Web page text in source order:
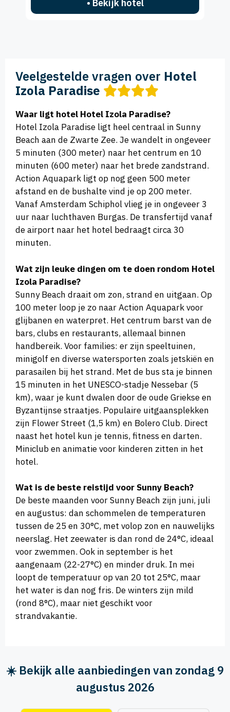
• Bekijk hotel
Veelgestelde vragen over Hotel
Izola Paradise
Waar ligt hotel Hotel Izola Paradise?
Hotel Izola Paradise ligt heel centraal in Sunny
Beach aan de Zwarte Zee. Je wandelt in ongeveer
5 minuten (300 meter) naar het centrum en 10
minuten (600 meter) naar het brede zandstrand.
Action Aquapark ligt op nog geen 500 meter
afstand en de bushalte vind je op 200 meter.
Vanaf Amsterdam Schiphol vlieg je in ongeveer 3
uur naar luchthaven Burgas. De transfertijd vanaf
de airport naar het hotel bedraagt circa 30
minuten.
Wat zijn leuke dingen om te doen rondom Hotel
Izola Paradise?
Sunny Beach draait om zon, strand en uitgaan. Op
100 meter loop je zo naar Action Aquapark voor
glijbanen en waterpret. Het centrum barst van de
bars, clubs en restaurants, allemaal binnen
handbereik. Voor families: er zijn speeltuinen,
minigolf en diverse watersporten zoals jetskiën en
parasailen bij het strand. Met de bus sta je binnen
15 minuten in het UNESCO-stadje Nessebar (5
km), waar je kunt dwalen door de oude Griekse en
Byzantijnse straatjes. Populaire uitgaansplekken
zijn Flower Street (1,5 km) en Bolero Club. Direct
naast het hotel kun je tennis, fitness en darten.
Miniclub en animatie voor kinderen zitten in het
hotel.
Wat is de beste reistijd voor Sunny Beach?
De beste maanden voor Sunny Beach zijn juni, juli
en augustus: dan schommelen de temperaturen
tussen de 25 en 30°C, met volop zon en nauwelijks
neerslag. Het zeewater is dan rond de 24°C, ideaal
voor zwemmen. Ook in september is het
aangenaam (22-27°C) en minder druk. In mei
loopt de temperatuur op van 20 tot 25°C, maar
het water is dan nog fris. De winters zijn mild
(rond 8°C), maar niet geschikt voor
strandvakantie.
☀️ Bekijk alle aanbiedingen van zondag 9
augustus 2026